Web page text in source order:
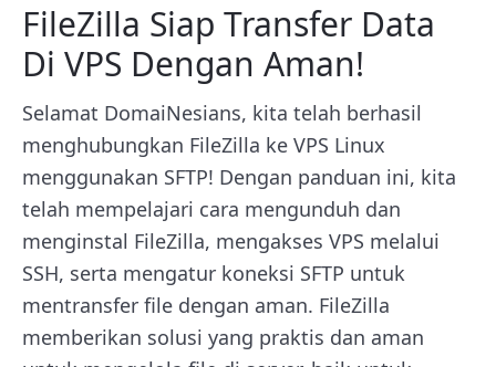
FileZilla Siap Transfer Data
Di VPS Dengan Aman!
Selamat DomaiNesians, kita telah berhasil
menghubungkan FileZilla ke VPS Linux
menggunakan SFTP! Dengan panduan ini, kita
telah mempelajari cara mengunduh dan
menginstal FileZilla, mengakses VPS melalui
SSH, serta mengatur koneksi SFTP untuk
mentransfer file dengan aman. FileZilla
memberikan solusi yang praktis dan aman